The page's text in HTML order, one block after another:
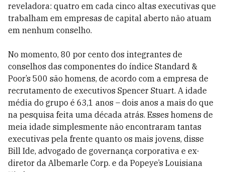
reveladora: quatro em cada cinco altas executivas que
trabalham em empresas de capital aberto não atuam
em nenhum conselho.
No momento, 80 por cento dos integrantes de
conselhos das componentes do índice Standard &
Poor’s 500 são homens, de acordo com a empresa de
recrutamento de executivos Spencer Stuart. A idade
média do grupo é 63,1 anos – dois anos a mais do que
na pesquisa feita uma década atrás. Esses homens de
meia idade simplesmente não encontraram tantas
executivas pela frente quanto os mais jovens, disse
Bill Ide, advogado de governança corporativa e ex-
diretor da Albemarle Corp. e da Popeye’s Louisiana